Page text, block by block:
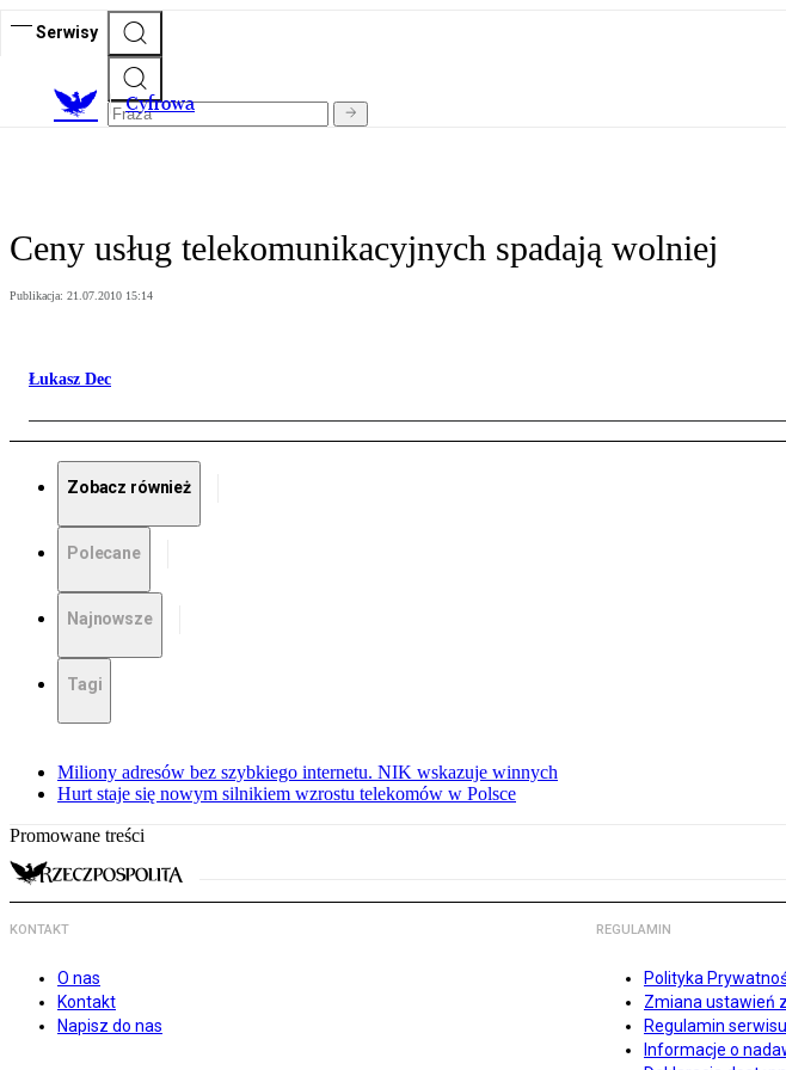
Serwisy
Cyfrowa
Ceny usług telekomunikacyjnych spadają wolniej
Publikacja: 21.07.2010 15:14
Łukasz Dec
Zobacz również
Polecane
Najnowsze
Tagi
Miliony adresów bez szybkiego internetu. NIK wskazuje winnych
Hurt staje się nowym silnikiem wzrostu telekomów w Polsce
Promowane treści
KONTAKT
O nas
Kontakt
Napisz do nas
REGULAMIN
Polityka
Zmiana ustawień
Regulamin serwisu
Informacje o